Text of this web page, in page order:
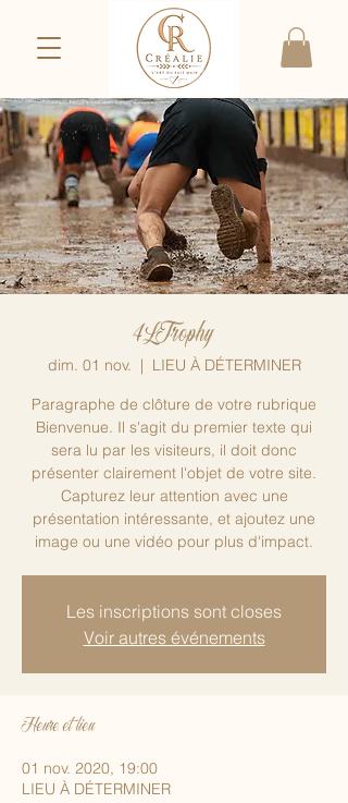
4LTrophy
dim. 01 nov.
  |
LIEU À DÉTERMINER
Paragraphe de clôture de votre rubrique
Bienvenue. Il s'agit du premier texte qui
sera lu par les visiteurs, il doit donc
présenter clairement l'objet de votre site.
Capturez leur attention avec une
présentation intéressante, et ajoutez une
image ou une vidéo pour plus d'impact.
Les inscriptions sont closes
Voir autres événements
Heure et lieu
01 nov. 2020, 19:00
LIEU À DÉTERMINER